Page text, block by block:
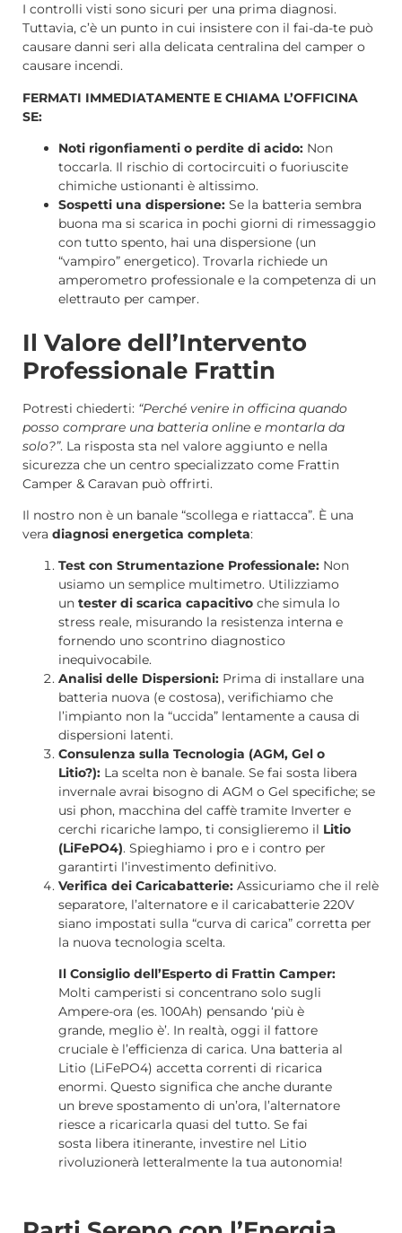
I controlli visti sono sicuri per una prima diagnosi.
Tuttavia, c’è un punto in cui insistere con il fai-da-te può
causare danni seri alla delicata centralina del camper o
causare incendi.
FERMATI IMMEDIATAMENTE E CHIAMA L’OFFICINA
SE:
Noti rigonfiamenti o perdite di acido: Non
toccarla. Il rischio di cortocircuiti o fuoriuscite
chimiche ustionanti è altissimo.
Sospetti una dispersione: Se la batteria sembra
buona ma si scarica in pochi giorni di rimessaggio
con tutto spento, hai una dispersione (un
“vampiro” energetico). Trovarla richiede un
amperometro professionale e la competenza di un
elettrauto per camper.
Il Valore dell’Intervento
Professionale Frattin
Potresti chiederti: “Perché venire in officina quando
posso comprare una batteria online e montarla da
solo?”. La risposta sta nel valore aggiunto e nella
sicurezza che un centro specializzato come Frattin
Camper & Caravan può offrirti.
Il nostro non è un banale “scollega e riattacca”. È una
vera diagnosi energetica completa:
Test con Strumentazione Professionale: Non
usiamo un semplice multimetro. Utilizziamo
un tester di scarica capacitivo che simula lo
stress reale, misurando la resistenza interna e
fornendo uno scontrino diagnostico
inequivocabile.
Analisi delle Dispersioni: Prima di installare una
batteria nuova (e costosa), verifichiamo che
l’impianto non la “uccida” lentamente a causa di
dispersioni latenti.
Consulenza sulla Tecnologia (AGM, Gel o
Litio?): La scelta non è banale. Se fai sosta libera
invernale avrai bisogno di AGM o Gel specifiche; se
usi phon, macchina del caffè tramite Inverter e
cerchi ricariche lampo, ti consiglieremo il Litio
(LiFePO4). Spieghiamo i pro e i contro per
garantirti l’investimento definitivo.
Verifica dei Caricabatterie: Assicuriamo che il relè
separatore, l’alternatore e il caricabatterie 220V
siano impostati sulla “curva di carica” corretta per
la nuova tecnologia scelta.
Il Consiglio dell’Esperto di Frattin Camper:
Molti camperisti si concentrano solo sugli
Ampere-ora (es. 100Ah) pensando ‘più è
grande, meglio è’. In realtà, oggi il fattore
cruciale è l’efficienza di carica. Una batteria al
Litio (LiFePO4) accetta correnti di ricarica
enormi. Questo significa che anche durante
un breve spostamento di un’ora, l’alternatore
riesce a ricaricarla quasi del tutto. Se fai
sosta libera itinerante, investire nel Litio
rivoluzionerà letteralmente la tua autonomia!